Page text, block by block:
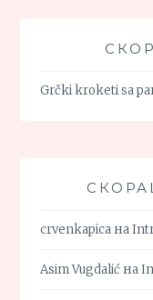
Grčki kroketi sa
crvenkapica на
Asim Vugdalić на